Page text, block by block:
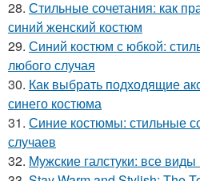
28. Стильные сочетания: как
синий женский костюм
29. Синий костюм с юбкой:
любого случая
30. Как выбрать подходящие
синего костюма
31. Синие костюмы: стильные
случаев
32. Мужские галстуки: все виды